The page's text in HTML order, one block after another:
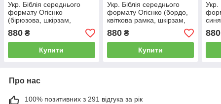
Укр. Біблія середнього
формату Огієнко
(бірюзова, шкірзам,
срібло, індекси, блискавка,
15х20)
880 ₴
Купити
Укр. Біблія середнього
формату Огієнко (бордо,
квіткова рамка, шкірзам,
блискавка, індекси,
золото, 15х20)
880₴
Купити
Укр.
880
Про нас
100% позитивних з 291 відгука за рік